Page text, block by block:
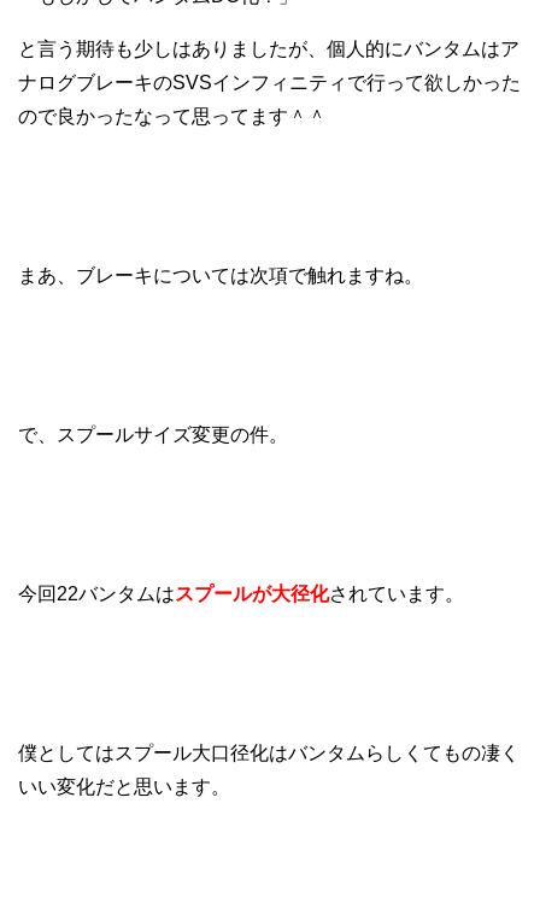
と言う期待も少しはありましたが、個人的にバンタムはア
ナログブレーキのSVSインフィニティで行って欲しかった
ので良かったなって思ってます＾＾
まあ、ブレーキについては次項で触れますね。
で、スプールサイズ変更の件。
今回22バンタムはスプールが大径化されています。
僕としてはスプール大口径化はバンタムらしくてもの凄く
いい変化だと思います。